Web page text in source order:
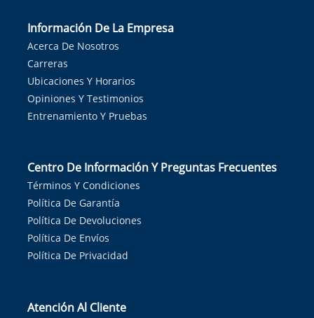
Información De La Empresa
Acerca De Nosotros
Carreras
Ubicaciones Y Horarios
Opiniones Y Testimonios
Entrenamiento Y Pruebas
Centro De Información Y Preguntas Frecuentes
Términos Y Condiciones
Política De Garantía
Política De Devoluciones
Política De Envíos
Política De Privacidad
Atención Al Cliente